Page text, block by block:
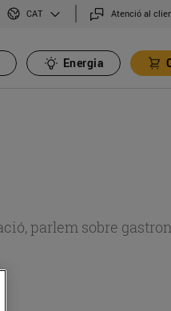
CAT Atenció al
Energia
parlem sobre